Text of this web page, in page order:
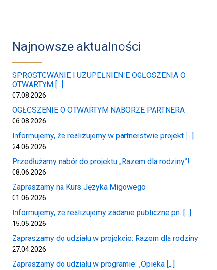
Najnowsze aktualności
SPROSTOWANIE I UZUPEŁNIENIE OGŁOSZENIA O
OTWARTYM [...]
07.08.2026
OGŁOSZENIE O OTWARTYM NABORZE PARTNERA
06.08.2026
Informujemy, że realizujemy w partnerstwie projekt [...]
24.06.2026
Przedłużamy nabór do projektu „Razem dla rodziny”!
08.06.2026
Zapraszamy na Kurs Języka Migowego
01.06.2026
Informujemy, że realizujemy zadanie publiczne pn. [...]
15.05.2026
Zapraszamy do udziału w projekcie: Razem dla rodziny
27.04.2026
Zapraszamy do udziału w programie: „Opieka [...]